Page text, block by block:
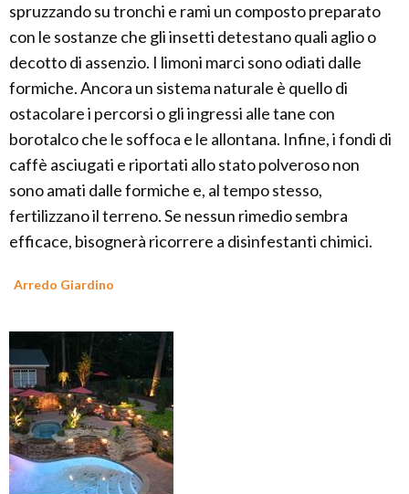
spruzzando su tronchi e rami un composto preparato
con le sostanze che gli insetti detestano quali aglio o
decotto di assenzio. I limoni marci sono odiati dalle
formiche. Ancora un sistema naturale è quello di
ostacolare i percorsi o gli ingressi alle tane con
borotalco che le soffoca e le allontana. Infine, i fondi di
caffè asciugati e riportati allo stato polveroso non
sono amati dalle formiche e, al tempo stesso,
fertilizzano il terreno. Se nessun rimedio sembra
efficace, bisognerà ricorrere a disinfestanti chimici.
Arredo Giardino